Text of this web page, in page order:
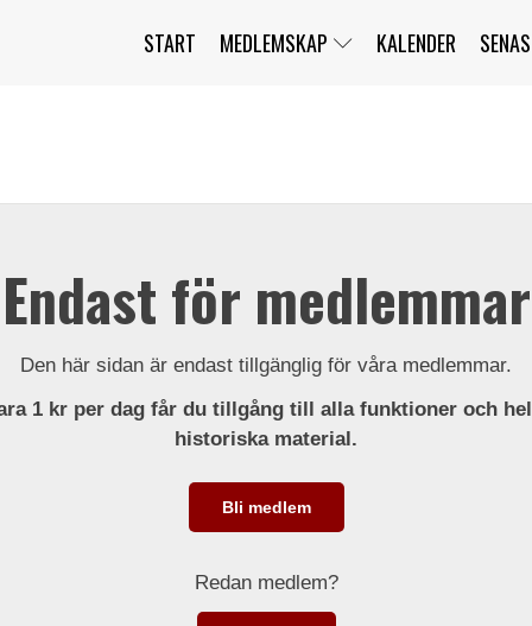
START MEDLEMSKAP KALENDER
Endast för medlemmar
Den här sidan är endast tillgänglig för våra medlemmar.
1 kr per dag får du tillgång till alla funktioner och
historiska material.
Bli medlem
Redan medlem?